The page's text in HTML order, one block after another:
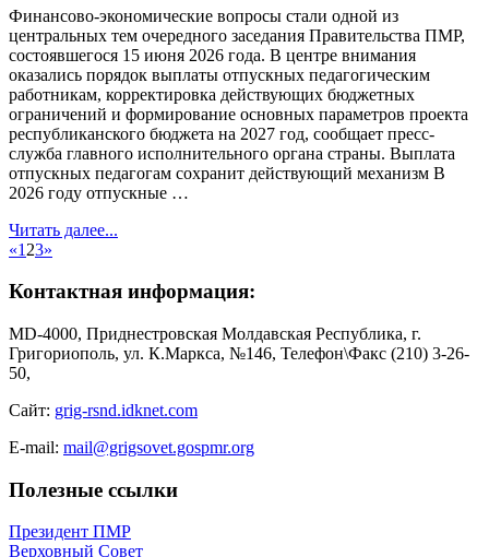
Финансово-экономические вопросы стали одной из
центральных тем очередного заседания Правительства ПМР,
состоявшегося 15 июня 2026 года. В центре внимания
оказались порядок выплаты отпускных педагогическим
работникам, корректировка действующих бюджетных
ограничений и формирование основных параметров проекта
республиканского бюджета на 2027 год, сообщает пресс-
служба главного исполнительного органа страны. Выплата
отпускных педагогам сохранит действующий механизм В
2026 году отпускные …
Читать далее...
«1 23»
Контактная информация:
MD-4000, Приднестровская Молдавская Республика, г.
Григориополь, ул. К.Маркса, №146, Телефон\Факс (210) 3-26-
50,
Сайт: grig-rsnd.idknet.com
E-mail: mail@grigsovet.gospmr.org
Полезные ссылки
Президент ПМР
Верховный Совет